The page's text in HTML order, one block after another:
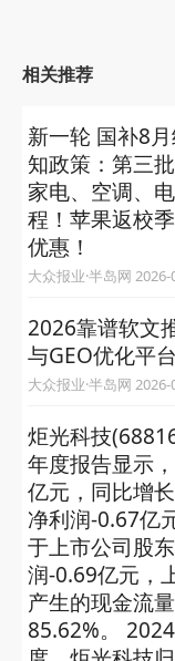
相关推荐
新一轮 国补8
知政策：第三
家电、空调、
程！苹果返校
优惠！
大众报业·
2026靠谱软文
与GEO优化平
大众报业·
炬光科技
年度报告显示
亿元，同比增
净利润-0.67亿
于上市公司股
润-0.69亿元，
产生的现金流
85.62%。